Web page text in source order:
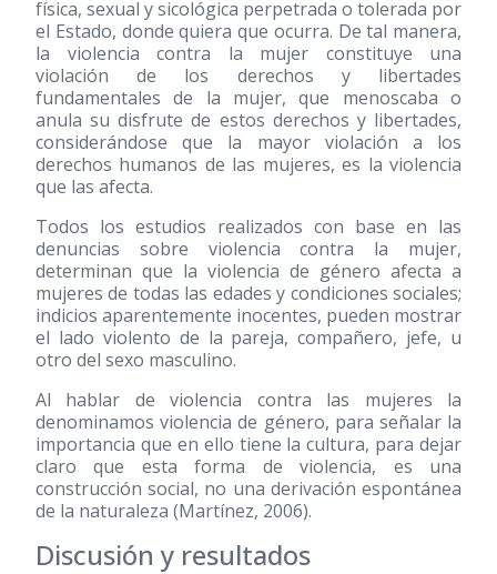
física, sexual y sicológica perpetrada o tolerada por
el Estado, donde quiera que ocurra. De tal manera,
la violencia contra la mujer constituye una
violación de los derechos y libertades
fundamentales de la mujer, que menoscaba o
anula su disfrute de estos derechos y libertades,
considerándose que la mayor violación a los
derechos humanos de las mujeres, es la violencia
que las afecta.
Todos los estudios realizados con base en las
denuncias sobre violencia contra la mujer,
determinan que la violencia de género afecta a
mujeres de todas las edades y condiciones sociales;
indicios aparentemente inocentes, pueden mostrar
el lado violento de la pareja, compañero, jefe, u
otro del sexo masculino.
Al hablar de violencia contra las mujeres la
denominamos violencia de género, para señalar la
importancia que en ello tiene la cultura, para dejar
claro que esta forma de violencia, es una
construcción social, no una derivación espontánea
de la naturaleza (Martínez, 2006).
Discusión y resultados